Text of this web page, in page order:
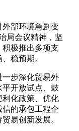
外部环境急剧变
局会议精神，坚
极推出多项支
稳预期。
步深化贸易外
开放试点、鼓
利化政策、优化
的承包工程企
易创新发展。